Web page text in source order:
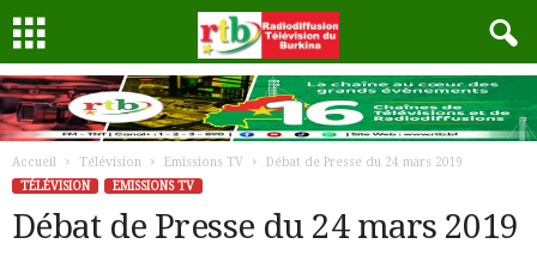
Accueil Télévision Emissions TV
Débat de Presse du 24 mars 2019
TÉLÉVISION
EMISSIONS TV
Débat de Presse du 24 mars 2019